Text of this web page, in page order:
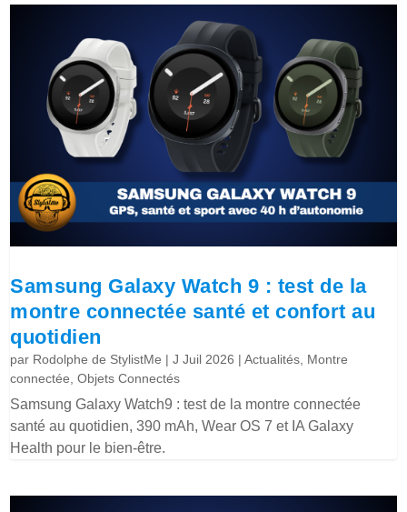
Samsung Galaxy Watch 9 : test de la
montre connectée santé et confort au
quotidien
par Rodolphe de StylistMe |J Juil 2026 |Actualités, Montre
connectée,Objets Connectés
Samsung Galaxy Watch9 : test de la montre connectée
santé au quotidien, 390 mAh, Wear OS 7 et IA Galaxy
Health pour le bien-être.